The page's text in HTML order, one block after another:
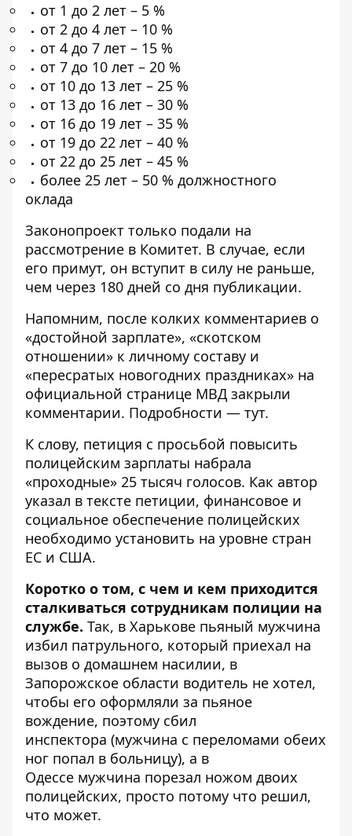
от 1 до 2 лет – 5 %
от 2 до 4 лет – 10 %
от 4 до 7 лет – 15 %
от 7 до 10 лет – 20 %
от 10 до 13 лет – 25 %
от 13 до 16 лет – 30 %
от 16 до 19 лет – 35 %
от 19 до 22 лет – 40 %
от 22 до 25 лет – 45 %
более 25 лет – 50 % должностного
оклада
Законопроект только подали на
рассмотрение в Комитет. В случае, если
его примут, он вступит в силу не раньше,
чем через 180 дней со дня публикации.
Напомним, после колких комментариев о
«достойной зарплате», «скотском
отношении» к личному составу и
«пересратых новогодних праздниках» на
официальной странице МВД закрыли
комментарии. Подробности — тут.
К слову, петиция с просьбой повысить
полицейским зарплаты набрала
«проходные» 25 тысяч голосов. Как автор
указал в тексте петиции, финансовое и
социальное обеспечение полицейских
необходимо установить на уровне стран
ЕС и США.
Коротко о том, с чем и кем приходится
сталкиваться сотрудникам полиции на
службе. Так, в Харькове пьяный мужчина
избил патрульного, который приехал на
вызов о домашнем насилии, в
Запорожское области водитель не хотел,
чтобы его оформляли за пьяное
вождение, поэтому сбил
инспектора (мужчина с переломами обеих
ног попал в больницу), а в
Одессе мужчина порезал ножом двоих
полицейских, просто потому что решил,
что может.